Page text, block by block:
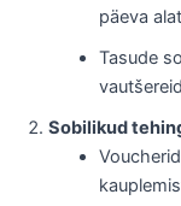
päeva
Tasude
Sobilikud